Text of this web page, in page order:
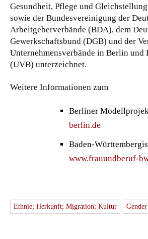
Gesundheit, Pflege und
sowie der Bundesvereinigung der
Arbeitgeberverbände (BDA), dem
Gewerkschaftsbund (DGB) und der
Unternehmensverbände in Berlin und
(UVB) unterzeichnet.
Weitere Informationen zum
Berliner
berlin.de
Baden-
www.frauundberuf-
Ethnie; Herkunft; Migration; Kultur Gender